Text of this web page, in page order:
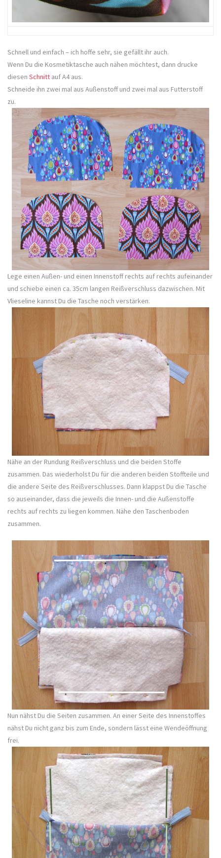
Schnell und einfach – ich hoffe sehr, sie gefällt ihr auch.
Wenn Du die Kosmetiktasche auch nähen möchtest, dann drucke
diesen Schnitt auf A4 aus.
Schneide ihn zwei mal aus Außenstoff und zwei mal aus Futterstoff
zu.
Lege einen Außen- und einen Innenstoff rechts auf rechts aufeinander
und schiebe einen ca. 35cm langen Reißverschluss dazwischen. Mit
Vlieseline kannst Du die Tasche noch verstärken.
Nähe an der Rundung Reißverschluss und die beiden Stoffe
zusammen. Das wiederholst Du für die anderen beiden Stoffteile und
die andere Seite des Reißverschlusses. Dann klappst Du die Tasche
so auseinander, dass die jeweils die Innen- und die Außenstoffe
rechts auf rechts zu liegen kommen. Nähe den Taschenboden
zusammen.
Nun nähst Du die Seiten zusammen. An einer Seite des Innenstoffes
nähst Du nicht ganz bis zum Ende, sondern lässt eine Wendeöffnung
frei.